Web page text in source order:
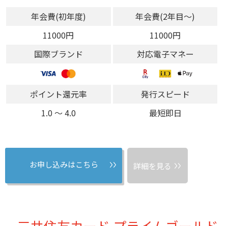
年会費(初年度)
11000円
年会費(2年目～)
11000円
国際ブランド
対応電子マネー
ポイント還元率
1.0 〜 4.0
発行スピード
最短即日
お申し込みはこちら 詳細を見る